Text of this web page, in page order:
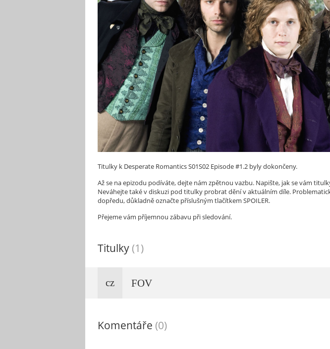
Titulky k Desperate Romantics S01S02 Episode #1.2 byly dokončeny.
Až se na epizodu podíváte, dejte nám zpětnou vazbu. Napište, jak se vám
Neváhejte také v diskuzi pod titulky probrat dění v aktuálním díle.
dopředu, důkladně označte příslušným tlačítkem SPOILER.
Přejeme vám příjemnou zábavu při sledování.
Titulky (1)
cz FOV
Komentáře (0)